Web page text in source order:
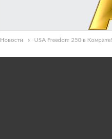
Новости USA Freedom 250 в Комрате!